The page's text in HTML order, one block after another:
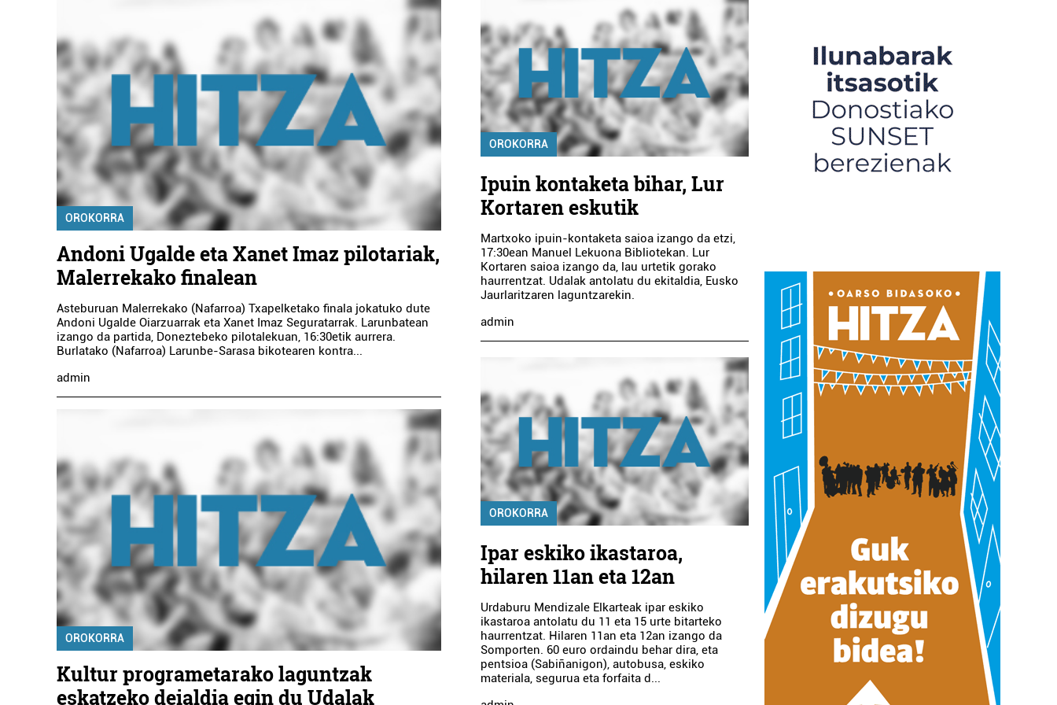
OROKORRA
Andoni Ugalde eta Xanet Imaz pilotariak,
Malerrekako finalean
Asteburuan Malerrekako (Nafarroa) Txapelketako finala jokatuko dute
Andoni Ugalde Oiarzuarrak eta Xanet Imaz Seguratarrak. Larunbatean
izango da partida, Doneztebeko pilotalekuan, 16:30etik aurrera.
Burlatako (Nafarroa) Larunbe-Sarasa bikotearen kontra...
admin
OROKORRA
Kultur programetarako laguntzak
eskatzeko deialdia egin du Udalak
OROKORRA
Ipuin kontaketa bihar, Lur
Kortaren eskutik
Martxoko ipuin-kontaketa saioa izango da etzi,
17:30ean Manuel Lekuona Bibliotekan. Lur
Kortaren saioa izango da, lau urtetik gorako
haurrentzat. Udalak antolatu du ekitaldia, Eusko
Jaurlaritzaren laguntzarekin.
admin
OROKORRA
Ipar eskiko ikastaroa,
hilaren 11an eta 12an
Urdaburu Mendizale Elkarteak ipar eskiko
ikastaroa antolatu du 11 eta 15 urte bitarteko
haurrentzat. Hilaren 11an eta 12an izango da
Somporten. 60 euro ordaindu behar dira, eta
pentsioa (Sabiñanigon), autobusa, eskiko
materiala, segurua eta forfaita d...